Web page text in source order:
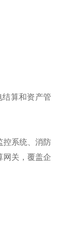
算和资产管
控系统、消防
网关，覆盖企